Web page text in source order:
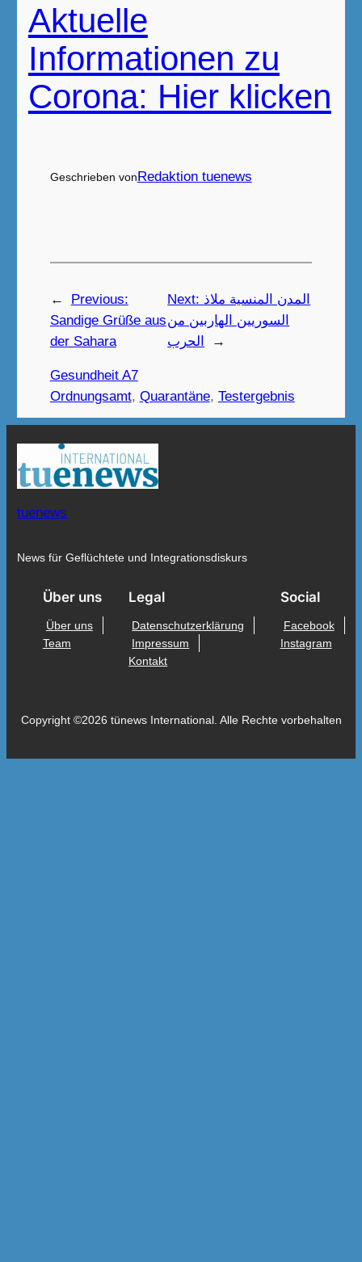
Aktuelle
Informationen zu
Corona: Hier klicken
Geschrieben vonRedaktion tuenews
←
Previous:
Sandige Grüße aus
der Sahara
Next: المدن المنسية ملاذ
السوريين الهاربين من
الحرب
→
Gesundheit A7
Ordnungsamt, Quarantäne, Testergebnis
tuenews
News für Geflüchtete und Integrationsdiskurs
Über uns
Über uns
Team
Legal
Datenschutzerklärung
Impressum
Kontakt
Social
Facebook
Instagram
Copyright ©2026 tünews International. Alle Rechte vorbehalten